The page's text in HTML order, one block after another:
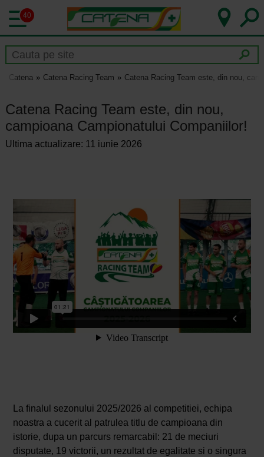
40
Catena Catena Racing Team Catena Racing Team este, din nou,
Catena Racing Team este, din nou,
campioana Campionatului Companiilor!
Ultima actualizare: 11 iunie 2026
La finalul sezonului 2025/2026 al competitiei, echipa
noastra a cucerit al patrulea titlu de campioana din
istorie, dupa un parcurs remarcabil: 21 de meciuri
disputate, 19 victorii, un rezultat de egalitate si o singura